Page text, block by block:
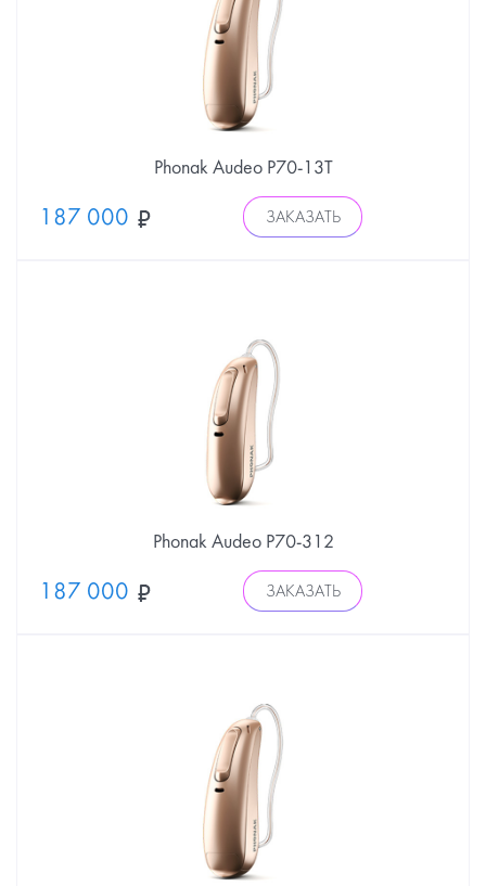
Phonak Audeo P70-13Т
187 000 ЗАКАЗАТЬ
Phonak Audeo P70-312
187 000 ЗАКАЗАТЬ